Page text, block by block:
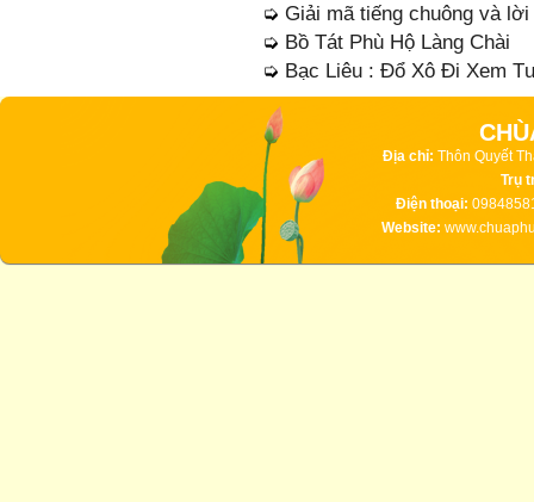
➭ Giải mã tiếng chuông và lời
➭ Bồ Tát Phù Hộ Làng Chài
➭ Bạc Liêu : Đổ Xô Đi Xem
Địa chỉ: Thôn Quyết
Trụ
Điện thoại:
Website: